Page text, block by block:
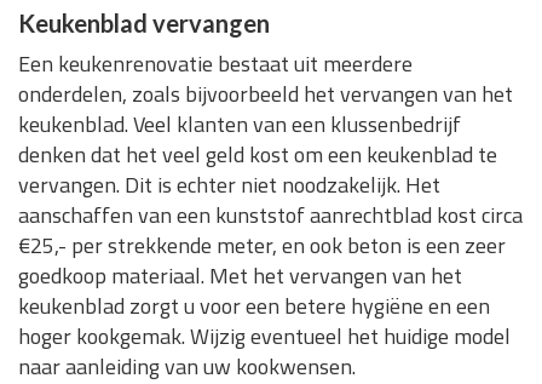
Keukenblad vervangen
Een keukenrenovatie bestaat uit meerdere
onderdelen, zoals bijvoorbeeld het vervangen van het
keukenblad. Veel klanten van een klussenbedrijf
denken dat het veel geld kost om een keukenblad te
vervangen. Dit is echter niet noodzakelijk. Het
aanschaffen van een kunststof aanrechtblad kost circa
€25,- per strekkende meter, en ook beton is een zeer
goedkoop materiaal. Met het vervangen van het
keukenblad zorgt u voor een betere hygiëne en een
hoger kookgemak. Wijzig eventueel het huidige model
naar aanleiding van uw kookwensen.